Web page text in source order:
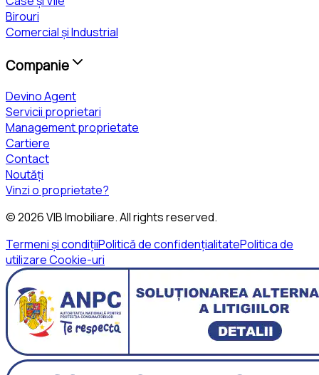
Birouri
Comercial și Industrial
Companie
Devino Agent
Servicii proprietari
Management proprietate
Cartiere
Contact
Noutăți
Vinzi o proprietate?
©2026VIB Imobiliare. All rights reserved.
Termeni și condițiiPolitică de confidențialitatePolitica de
utilizare Cookie-uri